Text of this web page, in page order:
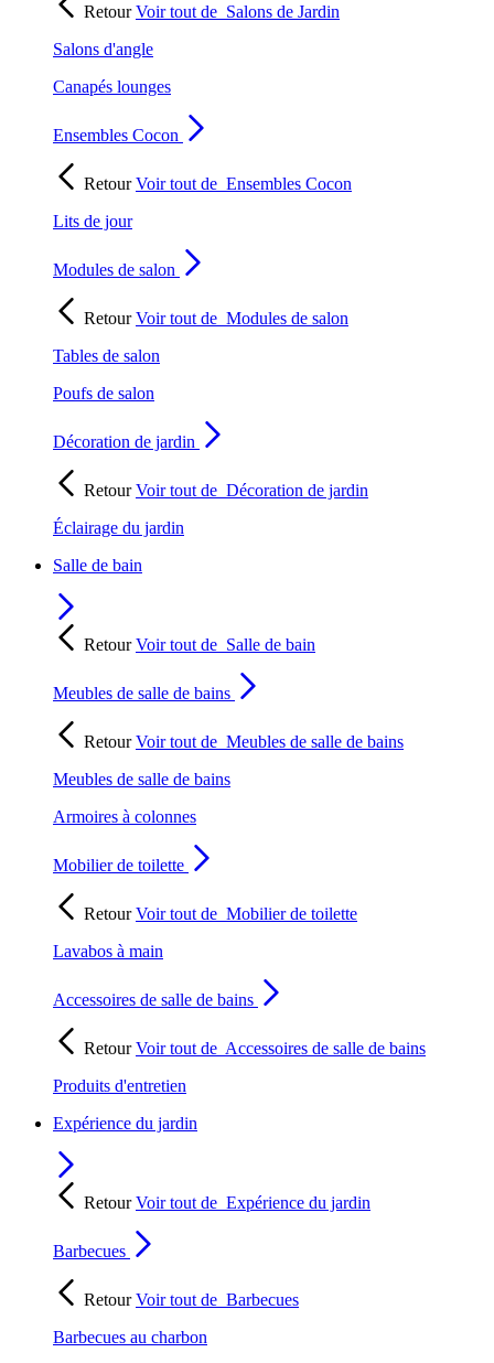
RetourVoir tout de Salons de Jardin
Salons d'angle
Canapés lounges
Ensembles Cocon
RetourVoir tout de Ensembles Cocon
Lits de jour
Modules de salon
RetourVoir tout de Modules de salon
Tables de salon
Poufs de salon
Décoration de jardin
RetourVoir tout de Décoration de jardin
Éclairage du jardin
Salle de bain
RetourVoir tout de Salle de bain
Meubles de salle de bains
RetourVoir tout de Meubles de salle de bains
Meubles de salle de bains
Armoires à colonnes
Mobilier de toilette
RetourVoir tout de Mobilier de toilette
Lavabos à main
Accessoires de salle de bains
RetourVoir tout de Accessoires de salle de bains
Produits d'entretien
Expérience du jardin
RetourVoir tout de Expérience du jardin
Barbecues
RetourVoir tout de Barbecues
Barbecues au charbon